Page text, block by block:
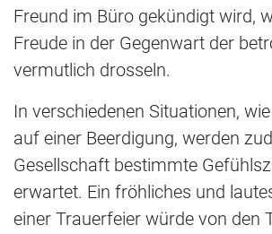
Freund im Büro gekündigt wird,
Freude in der Gegenwart der
vermutlich drosseln.
In verschiedenen Situationen,
auf einer Beerdigung, werden
Gesellschaft bestimmte
erwartet. Ein fröhliches und
einer Trauerfeier würde von den